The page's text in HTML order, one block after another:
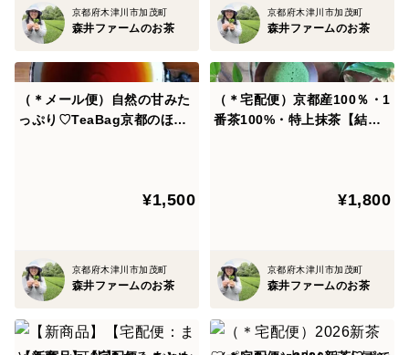
京都府木津川市加茂町
森井ファームのお茶
京都府木津川市加茂町
森井ファームのお茶
（＊メール便）自然の甘みた
っぷり♡TeaBag京都のほっ
人気です♡（農薬・化学肥
¥1,500
京都府木津川市加茂町
森井ファームのお茶
（＊宅配便）京都産100％・1
番茶100%・特上抹茶【結】 -
格‼ (農薬・化学肥料・除草
¥1,800
京都府木津川市加茂町
森井ファームのお茶